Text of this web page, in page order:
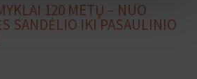
120 METŲ – NUO
SANDĖLIO IKI PASAULINIO